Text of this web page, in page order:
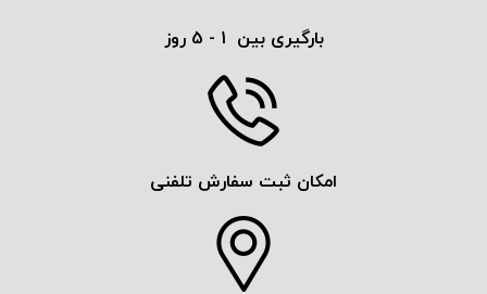
بارگیری بین 1 - 5 روز
امکان ثبت سفارش تلفنی